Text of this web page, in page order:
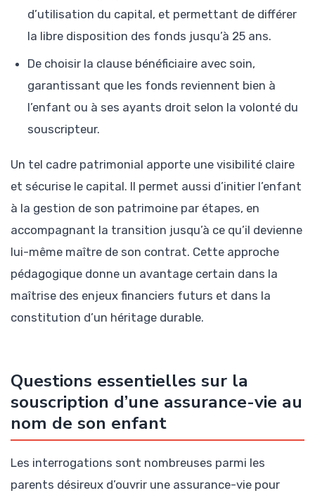
d’utilisation du capital, et permettant de différer
la libre disposition des fonds jusqu’à 25 ans.
De choisir la clause bénéficiaire avec soin,
garantissant que les fonds reviennent bien à
l’enfant ou à ses ayants droit selon la volonté du
souscripteur.
Un tel cadre patrimonial apporte une visibilité claire
et sécurise le capital. Il permet aussi d’initier l’enfant
à la gestion de son patrimoine par étapes, en
accompagnant la transition jusqu’à ce qu’il devienne
lui-même maître de son contrat. Cette approche
pédagogique donne un avantage certain dans la
maîtrise des enjeux financiers futurs et dans la
constitution d’un héritage durable.
Questions essentielles sur la
souscription d’une assurance-vie au
nom de son enfant
Les interrogations sont nombreuses parmi les
parents désireux d’ouvrir une assurance-vie pour